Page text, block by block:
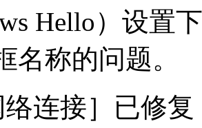
Hello）设置
名称的问题。
接］已修复